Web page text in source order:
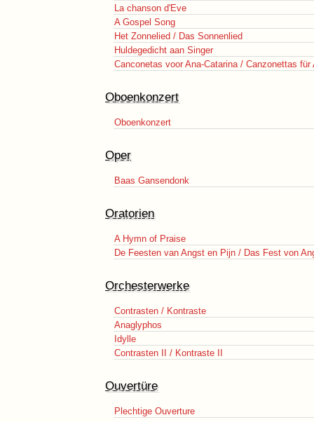
La chanson d'Eve
A Gospel Song
Het Zonnelied / Das Sonnenlied
Huldegedicht aan Singer
Canconetas voor Ana-Catarina / Canzonettas für
Oboenkonzert
Oboenkonzert
Oper
Baas Gansendonk
Oratorien
A Hymn of Praise
De Feesten van Angst en Pijn / Das Fest von
Orchesterwerke
Contrasten / Kontraste
Anaglyphos
Idylle
Contrasten II / Kontraste II
Ouvertüre
Plechtige Ouverture